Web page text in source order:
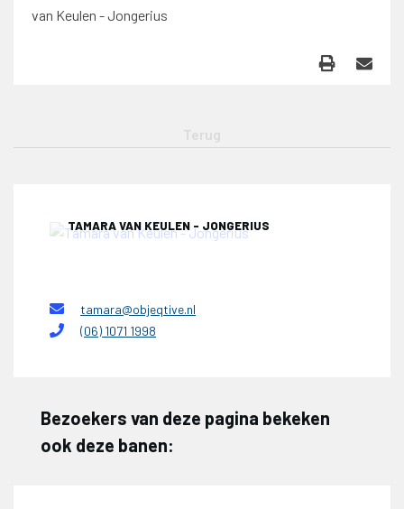
van Keulen - Jongerius
TAMARA VAN KEULEN - JONGERIUS
tamara@objeqtive.nl
(06) 1071 1998
Bezoekers van deze pagina bekeken
ook deze banen: